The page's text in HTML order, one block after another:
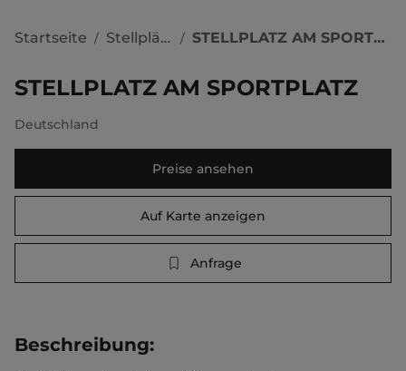
Startseite / Stellplätze / STELLPLATZ AM SPORTPLATZ
STELLPLATZ AM SPORTPLATZ
Deutschland
Preise ansehen
Auf Karte anzeigen
Anfrage
Beschreibung: